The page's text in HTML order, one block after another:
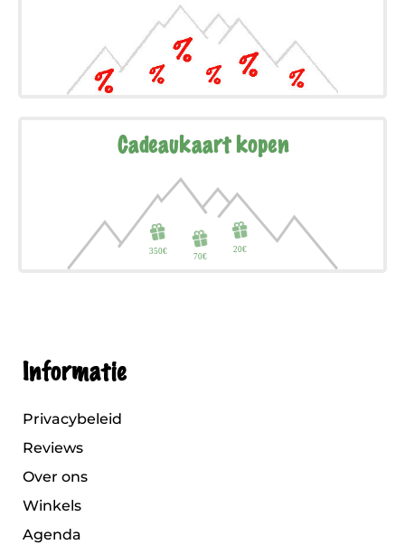
Cadeaukaart kopen
Informatie
Privacybeleid
Reviews
Over ons
Winkels
Agenda